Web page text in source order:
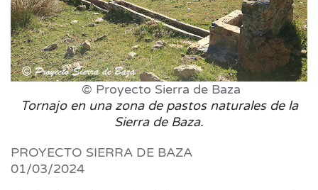
© Proyecto Sierra de Baza
Tornajo en una zona de pastos naturales de la
Sierra de Baza.
PROYECTO SIERRA DE BAZA
01/03/2024